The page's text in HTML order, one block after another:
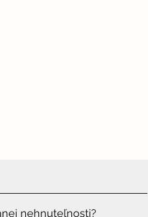
nehnuteľnosti?